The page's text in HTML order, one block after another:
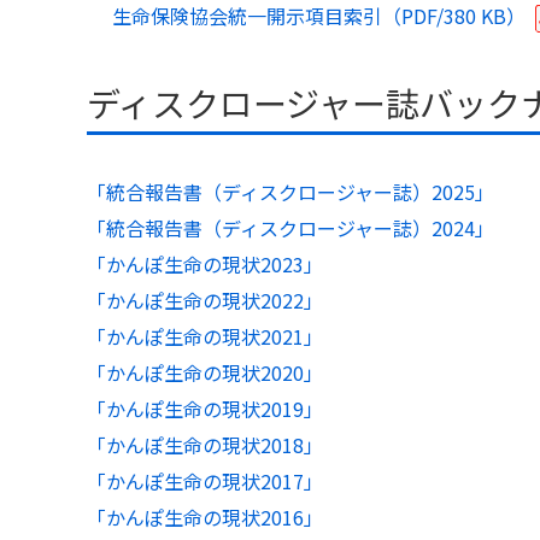
生命保険協会統一開示項目索引（PDF/380 KB）
ディスクロージャー誌バック
「統合報告書（ディスクロージャー誌）2025」
「統合報告書（ディスクロージャー誌）2024」
「かんぽ生命の現状2023」
「かんぽ生命の現状2022」
「かんぽ生命の現状2021」
「かんぽ生命の現状2020」
「かんぽ生命の現状2019」
「かんぽ生命の現状2018」
「かんぽ生命の現状2017」
「かんぽ生命の現状2016」